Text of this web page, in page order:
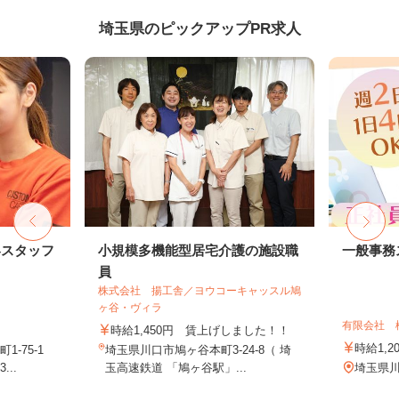
埼玉県のピックアップPR求人
タッフ
1-75-1
小規模多機能型居宅介護の施設職
員
株式会社 揚工舎／ヨウコーキャッスル鳩
ヶ谷・ヴィラ
時給1,450円 賃上げしました！！
埼玉県川口市鳩ヶ谷本町3-24-8（ 埼
玉高速鉄道 「鳩ヶ谷駅」...
一般事務
有限会社
時給
埼玉県